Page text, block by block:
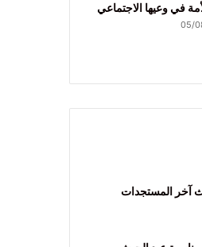
في وعيها الاجتماعي
05/
آخر المستجدات